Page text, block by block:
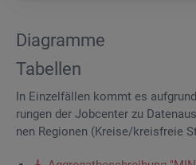
Dia­gram­me
Ta­bel­len
In Ein­zel­fäl­len kommt es
run­gen der Job­cen­ter zu
nen Re­gio­nen (Krei­se/kreis­freie